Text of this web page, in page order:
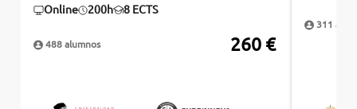
Online 200h 8 ECTS
488 alumnos 260 €
311